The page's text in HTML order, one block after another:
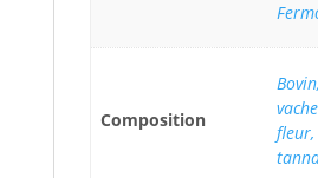
Composition